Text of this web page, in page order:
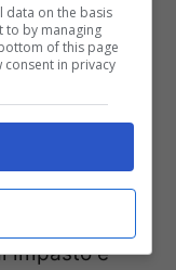
il
di aglio
deve
umide
impasto e
data on the basis
to by managing
of this page
in privacy